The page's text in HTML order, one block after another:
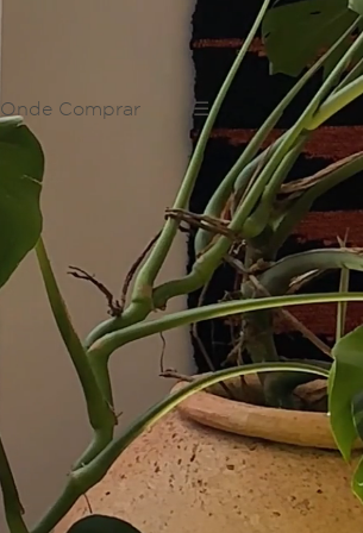
Onde Comprar ☰